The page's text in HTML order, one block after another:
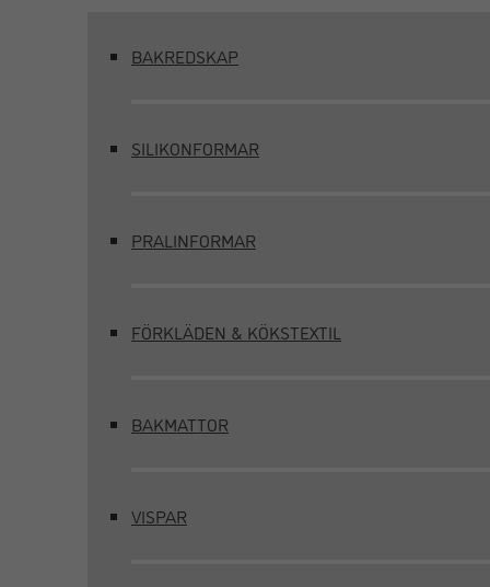
BAKREDSKAP
SILIKONFORMAR
PRALINFORMAR
FÖRKLÄDEN & KÖKSTEXTIL
BAKMATTOR
VISPAR